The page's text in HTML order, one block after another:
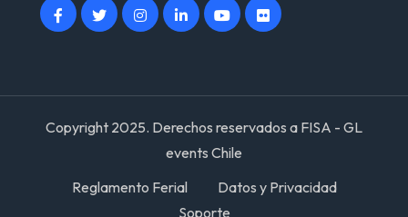
Copyright 2025. Derechos reservados a FISA - GL
events Chile
Reglamento Ferial
Datos y Privacidad
Soporte